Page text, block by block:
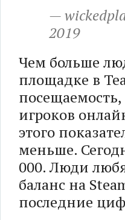
—
2019
Чем больше
площадке в
игроков
этого
меньше.
000. Люди
баланс на
последние